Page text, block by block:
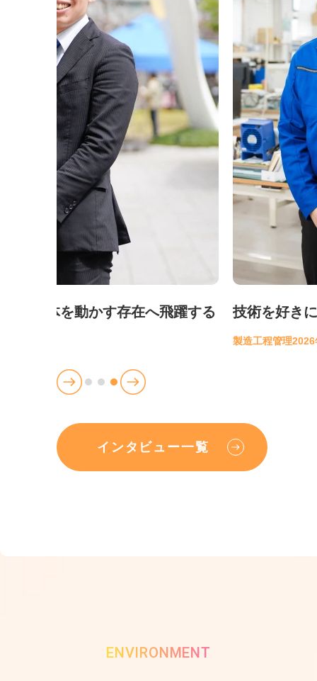
技術を好きになるほど、お客さまに近づ
インタビュー一覧
ENVIRONMENT